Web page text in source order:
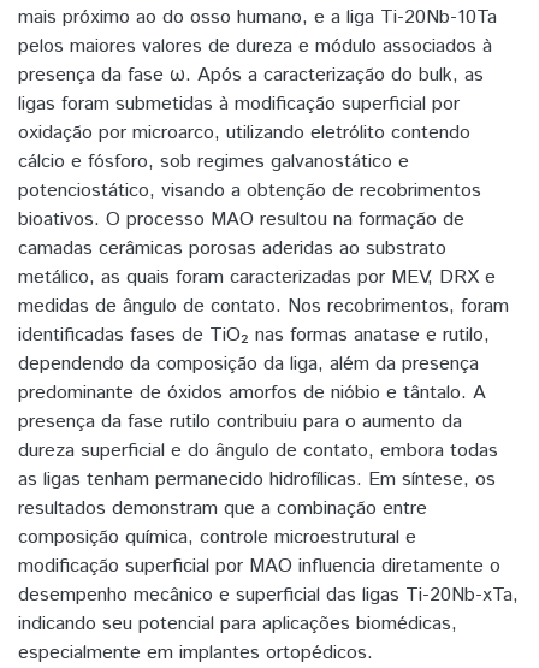
mais próximo ao do osso humano, e a liga Ti-20Nb-10Ta
pelos maiores valores de dureza e módulo associados à
presença da fase ω. Após a caracterização do bulk, as
ligas foram submetidas à modificação superficial por
oxidação por microarco, utilizando eletrólito contendo
cálcio e fósforo, sob regimes galvanostático e
potenciostático, visando a obtenção de recobrimentos
bioativos. O processo MAO resultou na formação de
camadas cerâmicas porosas aderidas ao substrato
metálico, as quais foram caracterizadas por MEV, DRX e
medidas de ângulo de contato. Nos recobrimentos, foram
identificadas fases de TiO₂ nas formas anatase e rutilo,
dependendo da composição da liga, além da presença
predominante de óxidos amorfos de nióbio e tântalo. A
presença da fase rutilo contribuiu para o aumento da
dureza superficial e do ângulo de contato, embora todas
as ligas tenham permanecido hidrofílicas. Em síntese, os
resultados demonstram que a combinação entre
composição química, controle microestrutural e
modificação superficial por MAO influencia diretamente o
desempenho mecânico e superficial das ligas Ti-20Nb-xTa,
indicando seu potencial para aplicações biomédicas,
especialmente em implantes ortopédicos.